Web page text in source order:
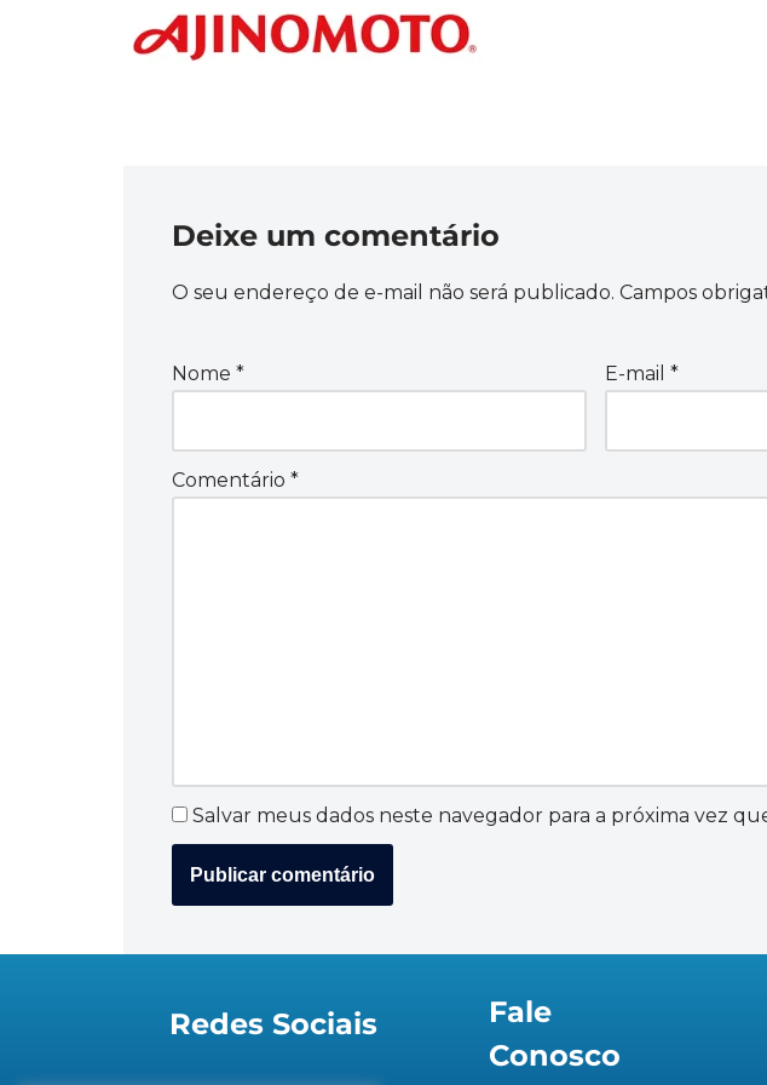
Deixe um comentário
O seu endereço de e-mail não será publicado. Campos
Nome * E-mail*
Comentário *
Salvar meus dados neste navegador para a próxima vez
Redes Sociais
Fale
Conosco